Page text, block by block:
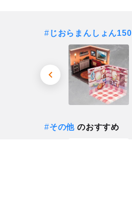
# じおらまんしょん150
#その他 のおすすめ